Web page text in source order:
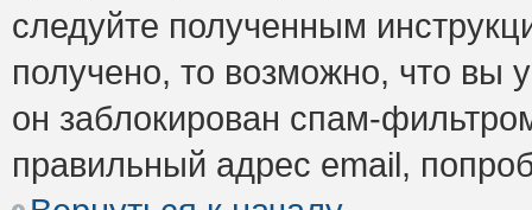
следуйте полученным
получено, то возможно, что вы
он заблокирован спам-
правильный адрес email,